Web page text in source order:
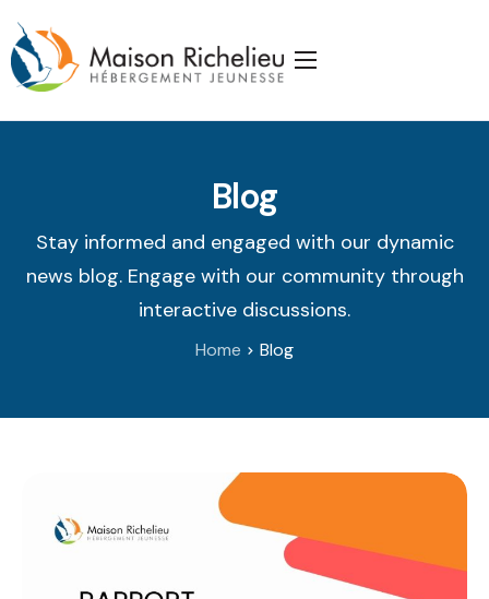
Accueil
Publications
J’appuie la Maison
Blog
Stay informed and engaged with our dynamic
news blog. Engage with our community through
interactive discussions.
Home Blog